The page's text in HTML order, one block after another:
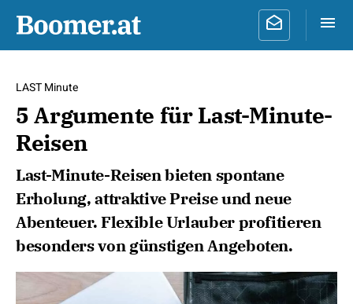
LAST Minute
5 Argumente für Last-Minute-
Reisen
Last-Minute-Reisen bieten spontane
Erholung, attraktive Preise und neue
Abenteuer. Flexible Urlauber profitieren
besonders von günstigen Angeboten.